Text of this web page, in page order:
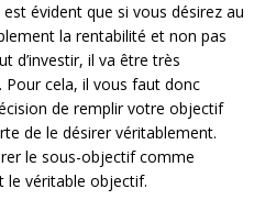
est évident que si vous désirez au
la rentabilité et non pas
d’investir, il va être très
cela, il vous faut donc
de remplir votre objectif
de le désirer véritablement.
le sous-objectif comme
le véritable objectif.